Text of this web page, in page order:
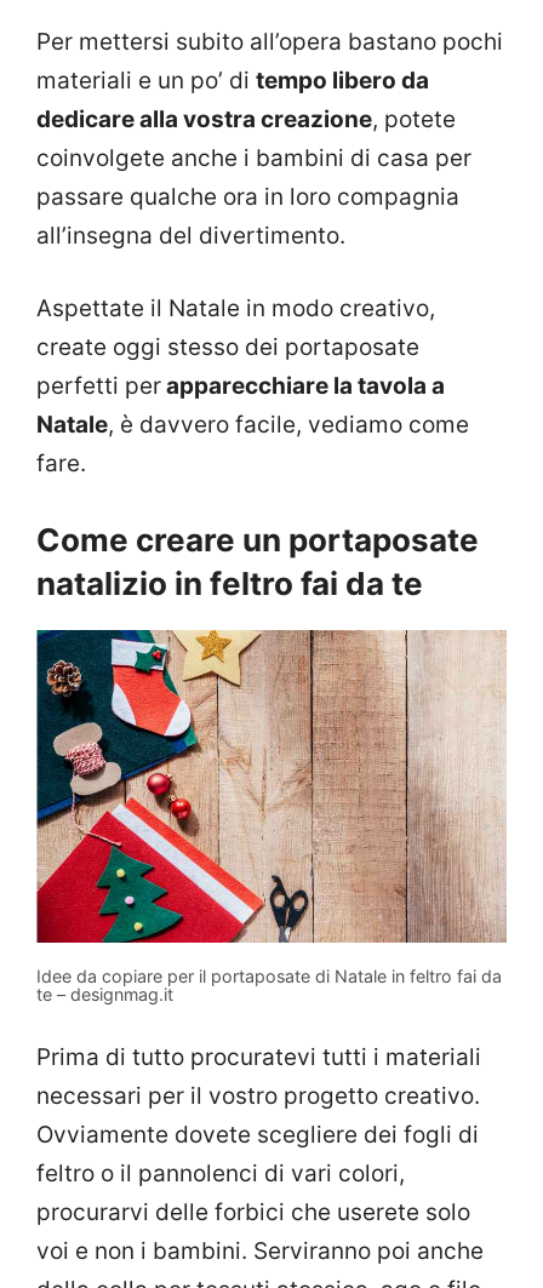
Per mettersi subito all’opera bastano pochi
materiali e un po’ di tempo libero da
dedicare alla vostra creazione, potete
coinvolgete anche i bambini di casa per
passare qualche ora in loro compagnia
all’insegna del divertimento.
Aspettate il Natale in modo creativo,
create oggi stesso dei portaposate
perfetti perapparecchiare la tavola a
Natale, è davvero facile, vediamo come
fare.
Come creare un portaposate
natalizio in feltro fai da te
Idee da copiare per il portaposate di Natale in feltro fai da
te – designmag.it
Prima di tutto procuratevi tutti i materiali
necessari per il vostro progetto creativo.
Ovviamente dovete scegliere dei fogli di
feltro o il pannolenci di vari colori,
procurarvi delle forbici che userete solo
voi e non i bambini. Serviranno poi anche